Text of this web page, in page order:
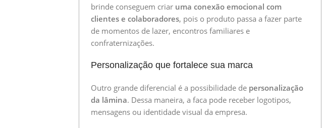
brinde conseguem criar uma conexão emocional com
clientes e colaboradores, pois o produto passa a fazer parte
de momentos de lazer, encontros familiares e
confraternizações.
Personalização que fortalece sua marca
Outro grande diferencial é a possibilidade de personalização
da lâmina. Dessa maneira, a faca pode receber logotipos,
mensagens ou identidade visual da empresa.